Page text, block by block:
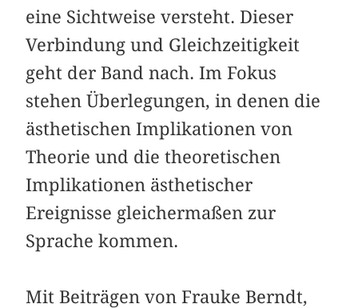
eine Sichtweise versteht. Dieser
Verbindung und Gleichzeitigkeit
geht der Band nach. Im Fokus
stehen Überlegungen, in denen die
ästhetischen Implikationen von
Theorie und die theoretischen
Implikationen ästhetischer
Ereignisse gleichermaßen zur
Sprache kommen.
Mit Beiträgen von Frauke Berndt,